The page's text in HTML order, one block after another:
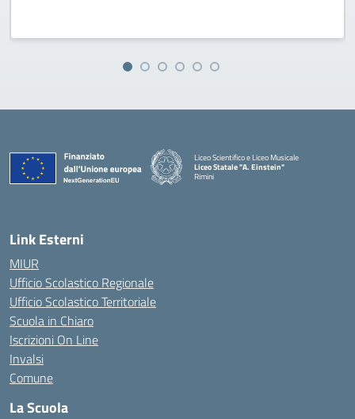
Liceo Scientifico e Liceo Musicale
Liceo Statale "A. Einstein"
Rimini
Link Esterni
MIUR
Ufficio Scolastico Regionale
Ufficio Scolastico Territoriale
Scuola in Chiaro
Iscrizioni On Line
Invalsi
Comune
La Scuola